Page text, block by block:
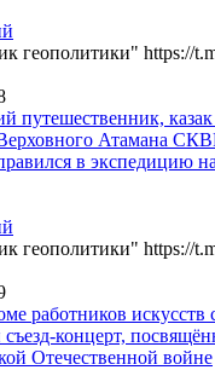
геополитики" https://
путешественник,
Атамана
в экспедицию
геополитики" https://
работников искусств
концерт,
Отечественной войне